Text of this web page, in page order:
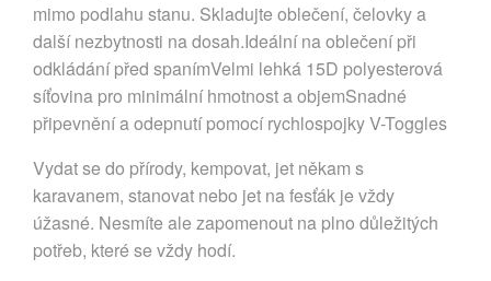
mimo podlahu stanu. Skladujte oblečení, čelovky a
další nezbytnosti na dosah.Ideální na oblečení při
odkládání před spanímVelmi lehká 15D polyesterová
síťovina pro minimální hmotnost a objemSnadné
připevnění a odepnutí pomocí rychlospojky V-Toggles
Vydat se do přírody, kempovat, jet někam s
karavanem, stanovat nebo jet na fesťák je vždy
úžasné. Nesmíte ale zapomenout na plno důležitých
potřeb, které se vždy hodí.